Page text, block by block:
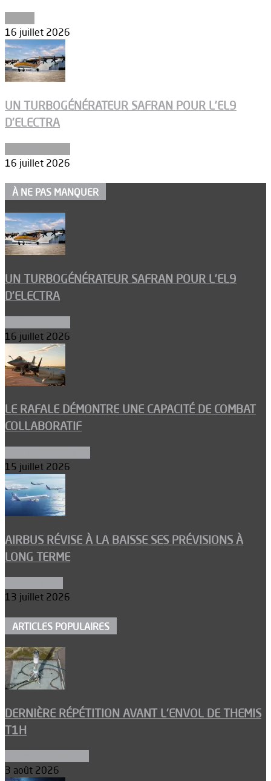
16 juillet 2026
UN TURBOGÉNÉRATEUR SAFRAN POUR L’EL9
D’ELECTRA
16 juillet 2026
À NE PAS MANQUER
UN TURBOGÉNÉRATEUR SAFRAN POUR L’EL9
D’ELECTRA
16 juillet 2026
LE RAFALE DÉMONTRE UNE CAPACITÉ DE COMBAT
COLLABORATIF
15 juillet 2026
AIRBUS RÉVISE À LA BAISSE SES PRÉVISIONS À
LONG TERME
13 juillet 2026
ARTICLES POPULAIRES
DERNIÈRE RÉPÉTITION AVANT L’ENVOL DE THEMIS
T1H
3 août 2026